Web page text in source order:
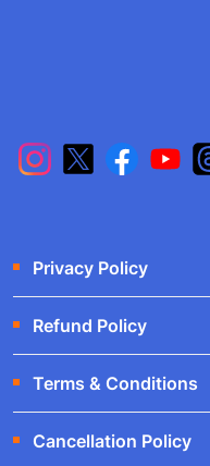
Privacy Policy
Refund Policy
Terms & Conditions
Cancellation Policy